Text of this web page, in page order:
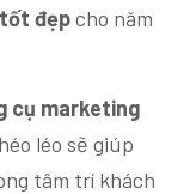
đẹpcho năm
cụ marketing
léo sẽ giúp
tâm trí khách